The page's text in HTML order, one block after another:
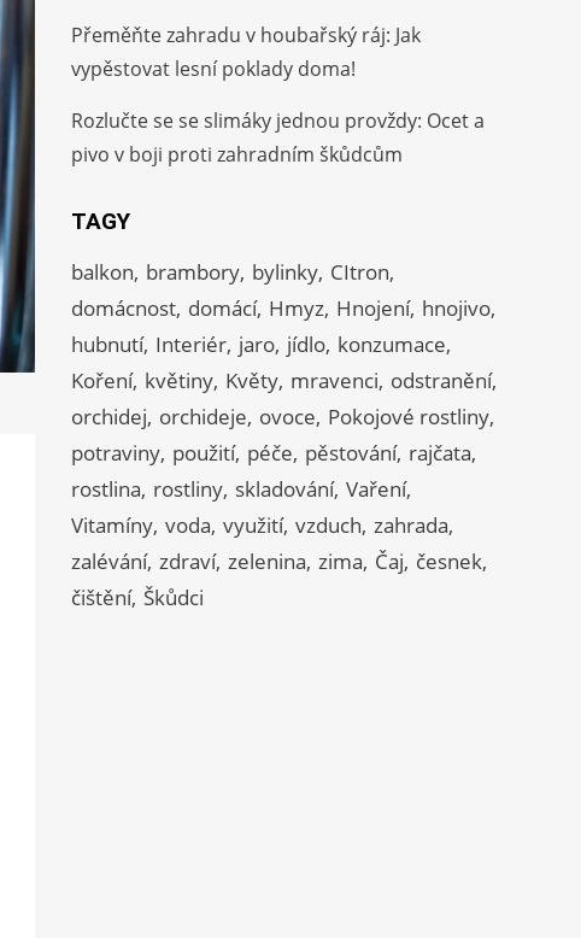
Přeměňte zahradu v houbařský ráj: Jak
vypěstovat lesní poklady doma!
Rozlučte se se slimáky jednou provždy: Ocet a
pivo v boji proti zahradním škůdcům
TAGY
balkon brambory bylinky CItron
domácnost domácí Hmyz Hnojení hnojivo
hubnutí Interiér jaro jídlo konzumace
Koření květiny Květy mravenci odstranění
orchidej orchideje ovoce Pokojové rostliny
potraviny použití péče pěstování rajčata
rostlina rostliny skladování Vaření
Vitamíny voda využití vzduch zahrada
zalévání zdraví zelenina zima Čaj česnek
čištění Škůdci